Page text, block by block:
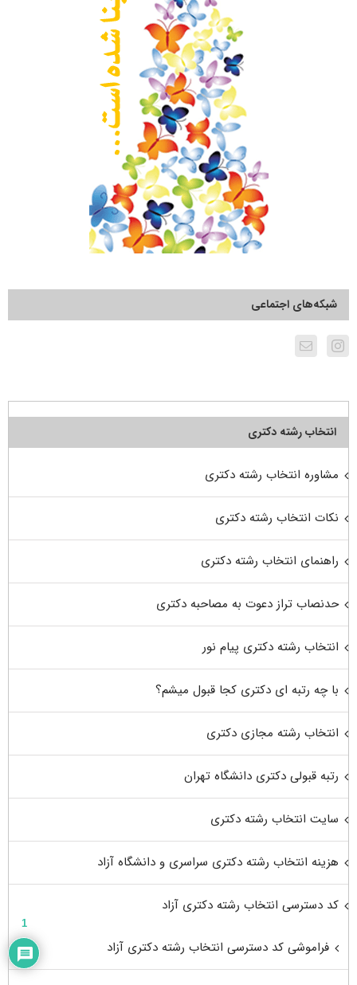
شبکه‌های اجتماعی
انتخاب رشته دکتری
مشاوره انتخاب رشته دکتری
نکات انتخاب رشته دکتری
راهنمای انتخاب رشته دکتری
حدنصاب تراز دعوت به مصاحبه دکتری
انتخاب رشته دکتری پیام نور
با چه رتبه ای دکتری کجا قبول میشم؟
انتخاب رشته مجازی دکتری
رتبه قبولی دکتری دانشگاه تهران
سایت انتخاب رشته دکتری
هزینه انتخاب رشته دکتری سراسری و دانشگاه آزاد
کد دسترسی انتخاب رشته دکتری آزاد
فراموشی کد دسترسی انتخاب رشته دکتری آزاد
1